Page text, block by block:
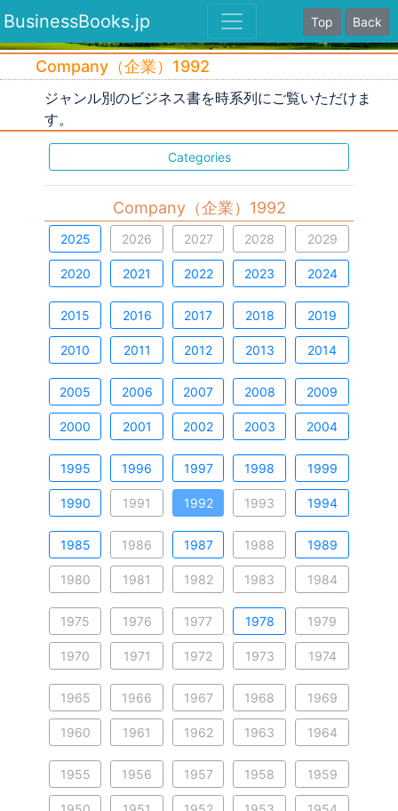
BusinessBooks.jp Top Back
Company（企業）1992
ジャンル別のビジネス書を時系列にご覧いただけま
す。
Categories
Company（企業）1992
2025 2026 2027 2028 2029
2020 2021 2022 2023 2024
2015 2016 2017 2018 2019
2010 2011 2012 2013 2014
2005 2006 2007 2008 2009
2000 2001 2002 2003 2004
1995 1996 1997 1998 1999
1990 1991 1992 1993 1994
1985 1986 1987 1988 1989
1980 1981 1982 1983 1984
1975 1976 1977 1978 1979
1970 1971 1972 1973 1974
1965 1966 1967 1968 1969
1960 1961 1962 1963 1964
1955 1956 1957 1958 1959